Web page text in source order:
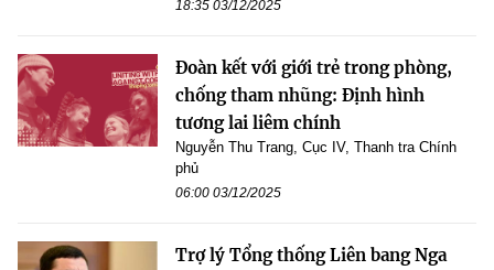
18:35 03/12/2025
Đoàn kết với giới trẻ trong phòng,
chống tham nhũng: Định hình
tương lai liêm chính
Nguyễn Thu Trang, Cục IV, Thanh tra Chính
phủ
06:00 03/12/2025
Trợ lý Tổng thống Liên bang Nga